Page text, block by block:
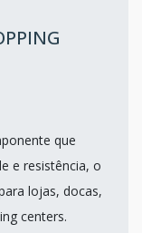
que
e resistência, o
lojas, docas,
centers.